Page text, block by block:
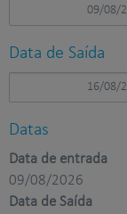
Data de Saída
Datas
Data de entrada
09/08/2026
Data de Saída